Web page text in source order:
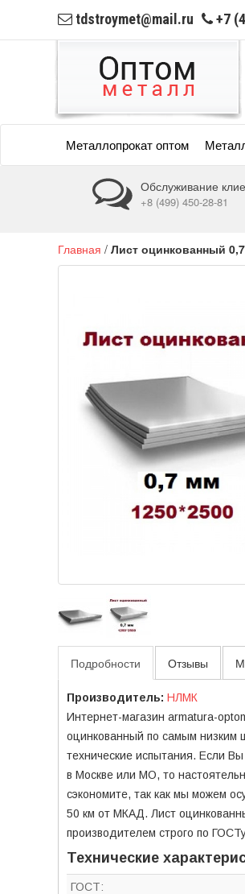
tdstroymet@mail.ru +7
Металлопрокат оптом
Обслуживание
+8 (499) 450-28-81
Главная / Лист оцинкованный
Подробности Отзывы
Производитель: НЛМК
Интернет-магазин armatura-
оцинкованный по самым низким
технические испытания. Если
в Москве или МО, то
сэкономите, так как мы можем
50 км от МКАД. Лист
производителем строго по
Технические
ГОСТ: